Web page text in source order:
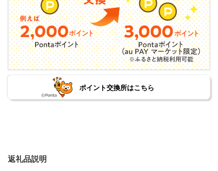
ポイント交換所はこちら
返礼品説明